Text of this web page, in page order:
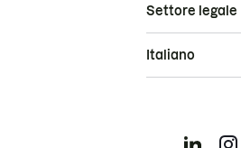
Settore legale
Italiano